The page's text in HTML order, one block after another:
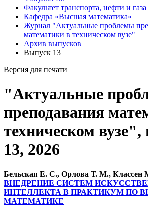
Факультет транспорта, нефти и газа
Кафедра «Высшая математика»
Журнал "Актуальные проблемы
математики в техническом вузе"
Архив выпусков
Выпуск 13
Версия для печати
"Актуальные
преподавания
техническом
13, 2026
Бельская Е. С., Орлова Т. М., Классен
ВНЕДРЕНИЕ СИСТЕМ
ИНТЕЛЛЕКТА В ПРАКТИКУМ ПО
МАТЕМАТИКЕ